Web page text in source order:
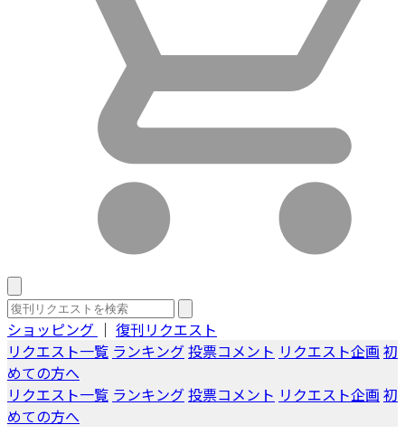
ショッピング ｜ 復刊リクエスト
リクエスト一覧 ランキング投票コメント リクエスト企画 初
めての方へ
リクエスト一覧 ランキング投票コメント リクエスト企画 初
めての方へ